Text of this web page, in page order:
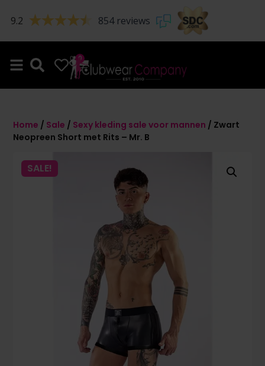
9.2 854 reviews
0 0
Home / Sale / Sexy kleding sale voor mannen / Zwart
Neopreen Short met Rits – Mr. B
SALE!